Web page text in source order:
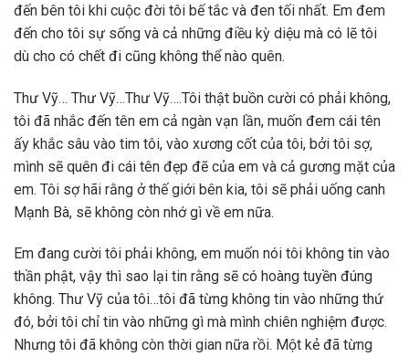
đến bên tôi khi cuộc đời tôi bế tắc và đen tối nhất. Em đem
đến cho tôi sự sống và cả những điều kỳ diệu mà có lẽ tôi
dù cho có chết đi cũng không thể nào quên.
Thư Vỹ… Thư Vỹ…Thư Vỹ….Tôi thật buồn cười có phải không,
tôi đã nhắc đến tên em cả ngàn vạn lần, muốn đem cái tên
ấy khắc sâu vào tim tôi, vào xương cốt của tôi, bởi tôi sợ,
mình sẽ quên đi cái tên đẹp đẽ của em và cả gương mặt của
em. Tôi sợ hãi rằng ở thế giới bên kia, tôi sẽ phải uống canh
Mạnh Bà, sẽ không còn nhớ gì về em nữa.
Em đang cười tôi phải không, em muốn nói tôi không tin vào
thần phật, vậy thì sao lại tin rằng sẽ có hoàng tuyền đúng
không. Thư Vỹ của tôi…tôi đã từng không tin vào những thứ
đó, bởi tôi chỉ tin vào những gì mà mình chiên nghiệm được.
Nhưng tôi đã không còn thời gian nữa rồi. Một kẻ đã từng